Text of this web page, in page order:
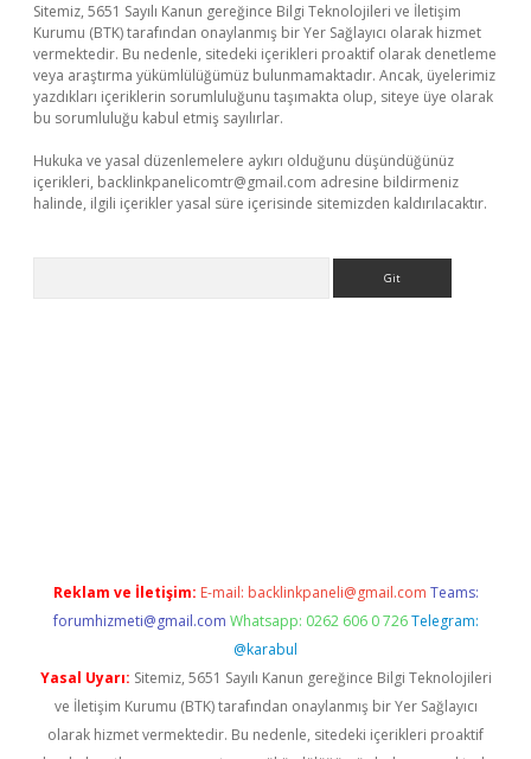
Sitemiz, 5651 Sayılı Kanun gereğince Bilgi Teknolojileri ve İletişim
Kurumu (BTK) tarafından onaylanmış bir Yer Sağlayıcı olarak hizmet
vermektedir. Bu nedenle, sitedeki içerikleri proaktif olarak denetleme
veya araştırma yükümlülüğümüz bulunmamaktadır. Ancak, üyelerimiz
yazdıkları içeriklerin sorumluluğunu taşımakta olup, siteye üye olarak
bu sorumluluğu kabul etmiş sayılırlar.
Hukuka ve yasal düzenlemelere aykırı olduğunu düşündüğünüz
içerikleri, backlinkpanelicomtr@gmail.com adresine bildirmeniz
halinde, ilgili içerikler yasal süre içerisinde sitemizden kaldırılacaktır.
Reklam ve İletişim: E-mail: backlinkpaneli@gmail.com Teams:
forumhizmeti@gmail.com Whatsapp: 0262 606 0 726 Telegram:
@karabul
Yasal Uyarı: Sitemiz, 5651 Sayılı Kanun gereğince Bilgi Teknolojileri
ve İletişim Kurumu (BTK) tarafından onaylanmış bir Yer Sağlayıcı
olarak hizmet vermektedir. Bu nedenle, sitedeki içerikleri proaktif